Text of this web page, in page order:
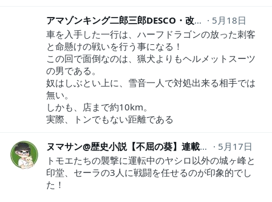
アマゾンキング二郎三郎DESCO・改 226_CGM
5月18日
車を入手した一行は、ハーフドラゴンの放った刺客
と命懸けの戦いを行う事になる！
この回で面倒なのは、猟犬よりもヘルメットスーツ
の男である。
奴はしぶとい上に、雪音一人で対処出来る相手では
無い。
しかも、店まで約10km。
実際、トンでもない距離である
ヌマサン@歴史小説【不屈の葵】連載中！
5月17日
トモエたちの襲撃に運転中のヤシロ以外の城ヶ峰と
印堂、セーラの3人に戦闘を任せるのが印象的でし
た！